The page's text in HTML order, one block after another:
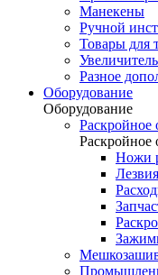
Манекены
Ручной
Товары для
Разное
Оборудование
Оборудование
Раскройное
Раскройное
Ножи